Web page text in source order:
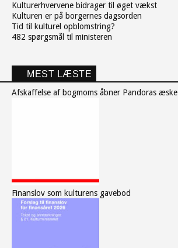
Kulturerhvervene bidrager til øget vækst
Kulturen er på borgernes dagsorden
Tid til kulturel opblomstring?
482 spørgsmål til ministeren
MEST LÆSTE
Afskaffelse af bogmoms åbner Pandoras æske
Finanslov som kulturens gavebod